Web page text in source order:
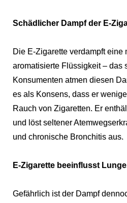
Schädlicher Dampf der E-
Die E-Zigarette verdampft eine
aromatisierte Flüssigkeit – das
Konsumenten atmen diesen
es als Konsens, dass er
Rauch von Zigaretten. Er
und löst seltener
und chronische Bronchitis aus.
E-Zigarette beeinflusst
Gefährlich ist der Dampf